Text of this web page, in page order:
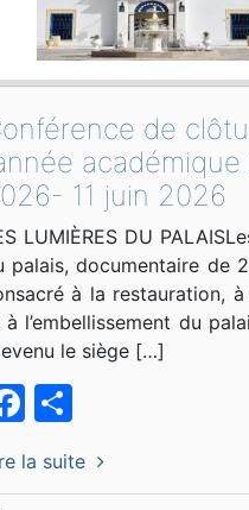
de
11 juin 2026
LUMIÈRES DU
palais, documentaire de
à la restauration, à
l’embellissement du
le siège […]
Facebook
la suite